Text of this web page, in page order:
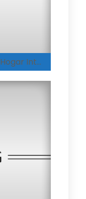
La fuerza del amor en el Hogar Integral de Melgar